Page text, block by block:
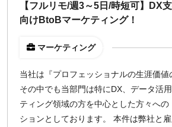
【フルリモ/週3～5日/時短可】DX
向けBtoBマーケティング！
マーケティング
当社は『プロフェッショナルの生涯価値
その中でも当部門は特にDX、データ活
ティング領域の方を中心とした方々への
ションとしております。 本件は弊社と